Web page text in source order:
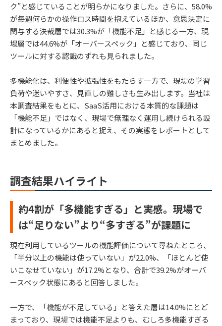
ク”と感じていることが明らかになりました。さらに、58.0%
が毎週何らかの操作ロス時間を抱えているほか、意思決定に
関与する決裁層では30.3%が「機能不足」と感じる一方、現
場層では44.6%が「オーバースペック」と感じており、同じ
ツールに対する認識のずれも見られました。
多機能化は、利便性や拡張性をもたらす一方で、現場の学習
負荷や迷いやすさ、見直しの難しさも生み出します。当社は
本調査結果をもとに、SaaS活用における本質的な課題は
「機能不足」ではなく、現場で無理なく運用し続けられる設
計になっているかにあると捉え、その実態をレポートとして
まとめました。
調査結果ハイライト
約4割が「多機能すぎる」と実感。現場で
は“足りない”より“多すぎる”が課題に
現在利用しているツールの機能評価について尋ねたところ、
「半分以上の機能は使っていない」が22.0%、「ほとんど使
いこなせていない」が17.2%となり、合計で39.2%がオーバ
ースペック状態にあると回答しました。
一方で、「機能が不足している」と答えた層は14.0%にとど
まっており、現場では機能不足よりも、むしろ多機能すぎる